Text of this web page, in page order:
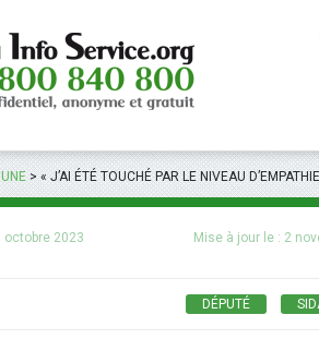
>« J’AI ÉTÉ TOUCHÉ PAR LE NIVEAU
octobre 2023 Mise à jour le : 2
DÉPUTÉ